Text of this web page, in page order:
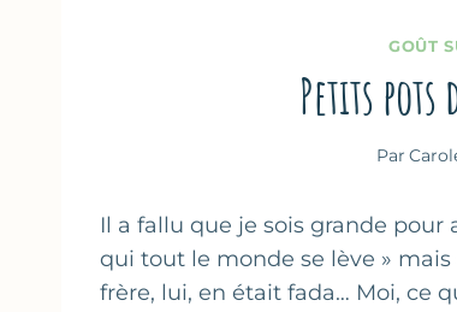
GOÛT
Petits pots
Par
Il a fallu que je sois grande
qui tout le monde se lève »
frère, lui, en était fada… Moi, ce